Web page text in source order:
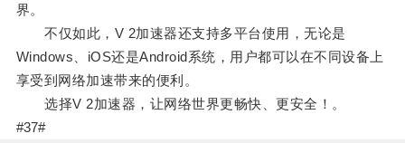
界。
不仅如此，V 2加速器还支持多平台使用，无论是
Windows、iOS还是Android系统，用户都可以在不同设备上
享受到网络加速带来的便利。
选择V 2加速器，让网络世界更畅快、更安全！。
#37#